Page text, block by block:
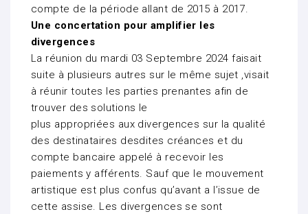
compte de la période allant de 2015 à 2017.
Une concertation pour amplifier les
divergences
La réunion du mardi 03 Septembre 2024 faisait
suite à plusieurs autres sur le même sujet ,visait
à réunir toutes les parties prenantes afin de
trouver des solutions le
plus appropriées aux divergences sur la qualité
des destinataires desdites créances et du
compte bancaire appelé à recevoir les
paiements y afférents. Sauf que le mouvement
artistique est plus confus qu’avant a l’issue de
cette assise. Les divergences se sont